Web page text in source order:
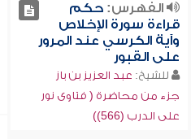
الفهرس:حكم
قراءة سورة الإخلاص
وآية الكرسي عند المرور
على القبور
للشيخ: عبد العزيز بن باز
جزء من محاضرة ( فتاوى نور
على الدرب (566))